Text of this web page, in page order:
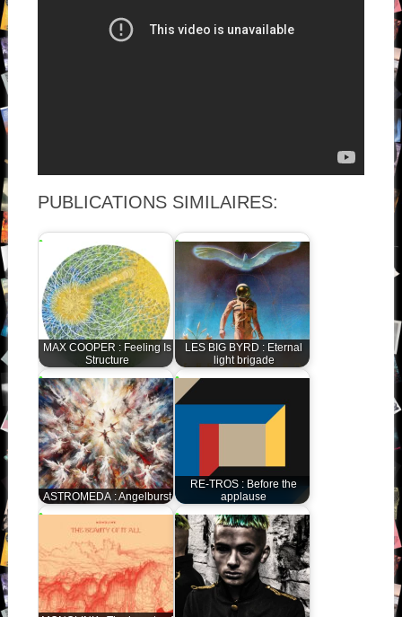
PUBLICATIONS SIMILAIRES:
MAX COOPER : Feeling Is
Structure
LES BIG BYRD : Eternal
light brigade
ASTROMEDA : Angelburst
RE-TROS : Before the
applause